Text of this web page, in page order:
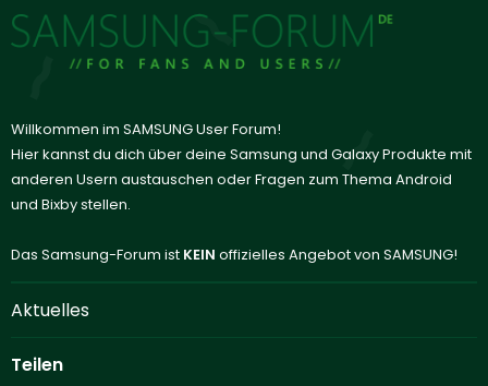
Willkommen im SAMSUNG User Forum!
Hier kannst du dich über deine Samsung und Galaxy Produkte mit
anderen Usern austauschen oder Fragen zum Thema Android
und Bixby stellen.
Das Samsung-Forum ist KEIN offizielles Angebot von SAMSUNG!
Aktuelles
Teilen